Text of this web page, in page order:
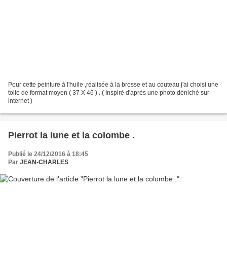
Pour cette peinture à l'huile ,réalisée à la brosse et au couteau j'ai choisi une
toile de format moyen ( 37 X 46 ) . ( Inspiré d'après une photo déniché sur
internet )
Pierrot la lune et la colombe .
Publié le 24/12/2016 à 18:45
Par JEAN-CHARLES